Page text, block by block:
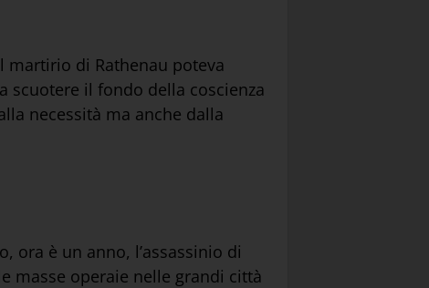
di Rathenau poteva
scuotere il fondo della coscienza
necessità ma anche dalla
ora è un anno, l’assassinio di
masse operaie nelle grandi città